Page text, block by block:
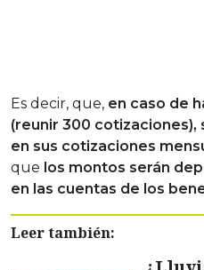
Es decir, que, en caso de
(reunir 300 cotizaciones),
en sus cotizaciones
que los montos serán
en las cuentas de los
Leer también: